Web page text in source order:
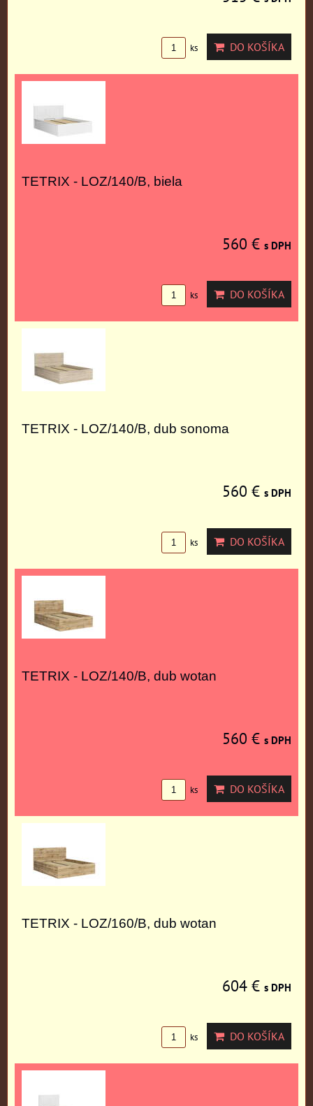
ks DO KOŠÍKA
TETRIX - LOZ/140/B, biela
560 € s DPH
ks DO KOŠÍKA
TETRIX - LOZ/140/B, dub sonoma
560 € s DPH
ks DO KOŠÍKA
TETRIX - LOZ/140/B, dub wotan
560 € s DPH
ks DO KOŠÍKA
TETRIX - LOZ/160/B, dub wotan
604 € s DPH
ks DO KOŠÍKA